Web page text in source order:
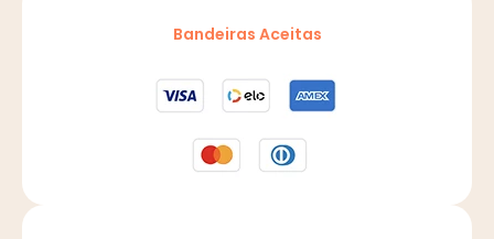
Bandeiras Aceitas